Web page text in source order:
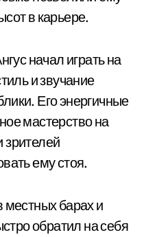
в карьере.
начал играть на
и звучание
Его энергичные
мастерство на
зрителей
ему стоя.
местных барах и
обратил на себя